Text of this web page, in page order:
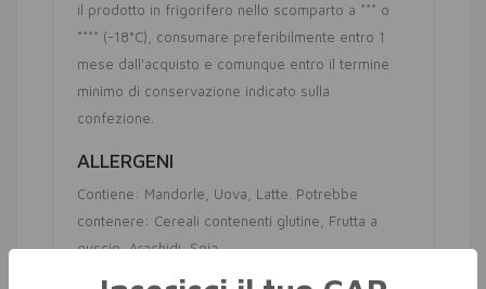
il prodotto in frigorifero nello scomparto a *** o
**** (-18°C), consumare preferibilmente entro 1
mese dall'acquisto e comunque entro il termine
minimo di conservazione indicato sulla
confezione.
ALLERGENI
Contiene: Mandorle, Uova, Latte. Potrebbe
contenere: Cereali contenenti glutine, Frutta a
guscio, Arachidi, Soia